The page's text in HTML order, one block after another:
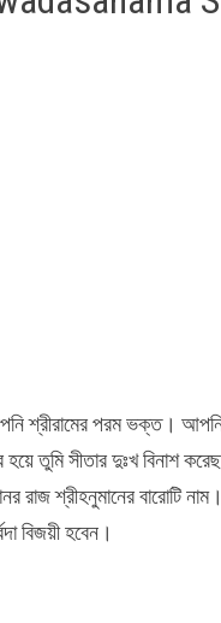
শ্রীরামের পরম ভক্ত।
তুমি সীতার দুঃখ বিনাশ
শ্রীহনুমানের বারোটি
বিজয়ী হবেন।